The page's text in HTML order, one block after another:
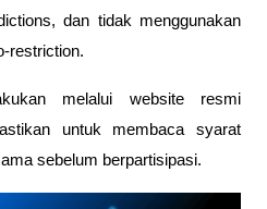
dan tidak menggunakan
restriction.
melalui website resmi
untuk membaca syarat
sebelum berpartisipasi.